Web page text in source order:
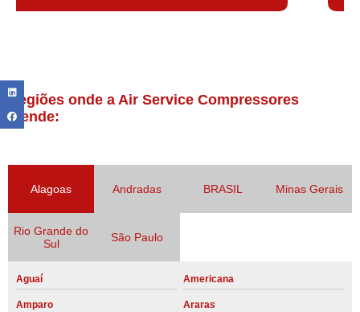
Regiões onde a Air Service Compressores
atende:
Alagoas Andradas BRASIL Minas Gerais
Rio Grande do
Sul
São Paulo
Aguaí Americana
Amparo Araras